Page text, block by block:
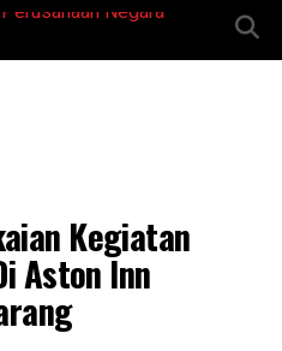
Kegiatan
Aston Inn